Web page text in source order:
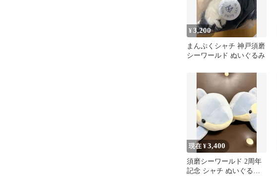
¥3,200
まんぷくシャチ 神戸須磨
シーワールド ぬいぐるみ
現在 ¥3,400
須磨シーワールド 2周年
記念 シャチ ぬいぐるみ